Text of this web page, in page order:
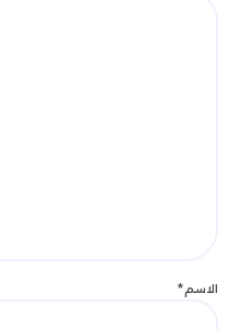
الاسم*